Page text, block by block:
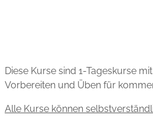
Diese Kurse sind 1-Tageskurse
Vorbereiten und Üben für
Alle Kurse können